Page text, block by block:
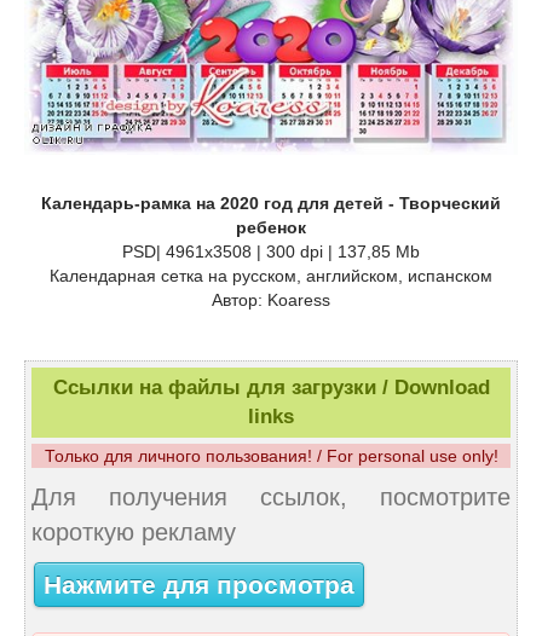
Календарь-рамка на 2020 год для детей - Творческий
ребенок
PSD| 4961x3508 | 300 dpi | 137,85 Mb
Календарная сетка на русском, английском, испанском
Автор: Koaress
Ссылки на файлы для загрузки / Download
links
Только для личного пользования! / For personal use only!
Для получения ссылок, посмотрите
короткую рекламу
Нажмите для просмотра